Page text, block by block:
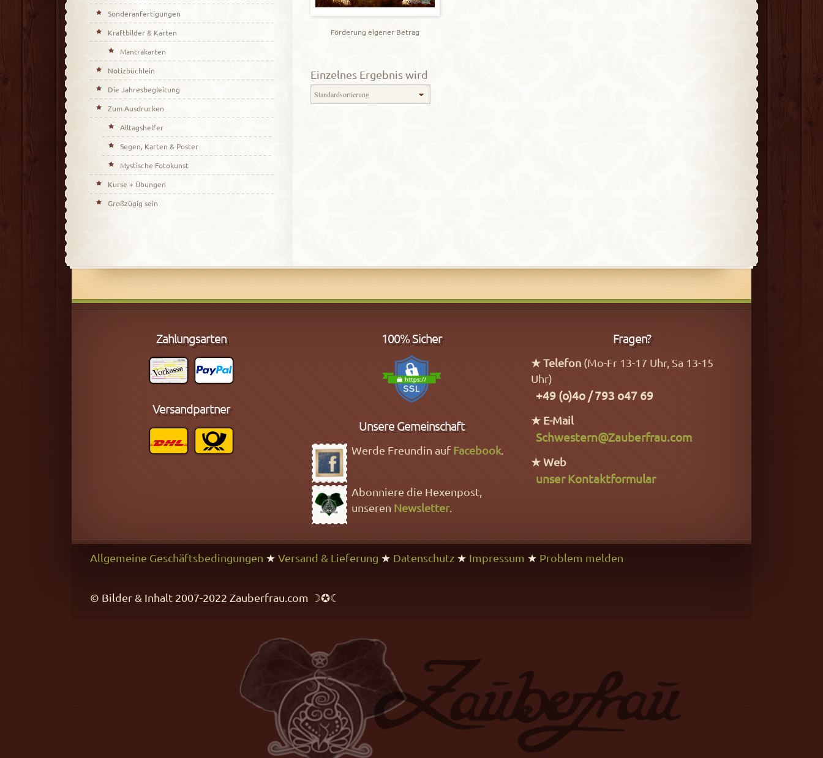
Förderung eigener Betrag
Einzelnes Ergebnis wird
angezeigt
Sonderanfertigungen
Kraftbilder & Karten
Mantrakarten
Notizbüchlein
Die Jahresbegleitung
Zum Ausdrucken
Alltagshelfer
Segen, Karten & Poster
Mystische Fotokunst
Kurse + Übungen
Großzügig sein
Zahlungsarten
Versandpartner
100% Sicher
Unsere Gemeinschaft
Werde Freundin auf Facebook.
Abonniere die Hexenpost,
unseren Newsletter.
Fragen?
★ Telefon (Mo-Fr 13-17 Uhr, Sa 13-15
Uhr)
+49 (o)4o / 793 o47 69
★ E-Mail
Schwestern@Zauberfrau.com
★ Web
unser Kontaktformular
Allgemeine Geschäftsbedingungen ★ Versand & Lieferung ★ Datenschutz ★ Impressum ★ Problem melden
© Bilder & Inhalt 2007-2022 Zauberfrau.com ☽✪☾